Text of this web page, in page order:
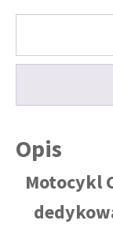
Opis
Motocykl